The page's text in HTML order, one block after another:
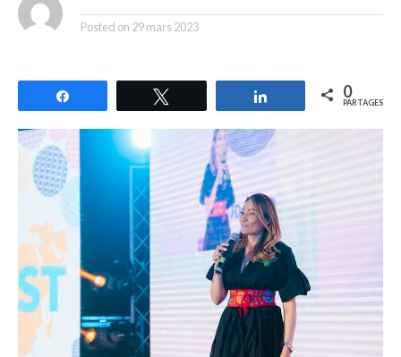
Posted on 29 mars 2023
Partagez 0
PARTAGES